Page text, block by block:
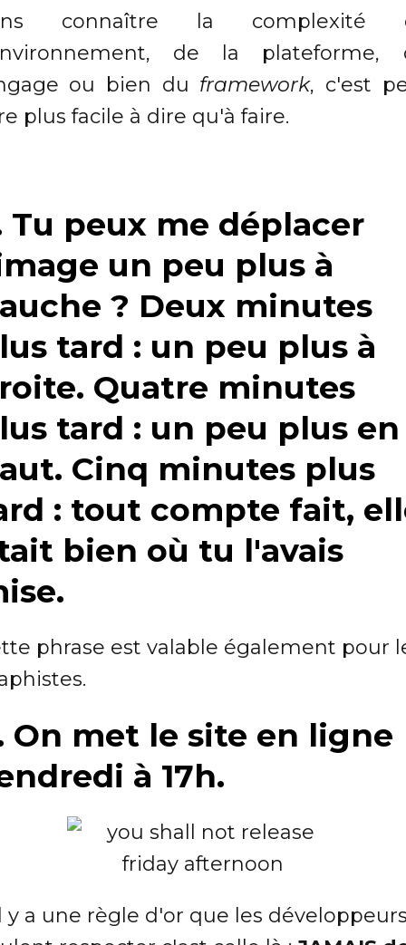
connaître la complexité
de la plateforme,
ou bien du framework, c'est
plus facile à dire qu'à faire.
Tu peux me déplacer
un peu plus à
? Deux minutes
tard : un peu plus à
Quatre minutes
tard : un peu plus en
Cinq minutes plus
: tout compte fait,
bien où tu l'avais
phrase est valable également pour
On met le site en ligne
à 17h.
y a une règle d'or que les